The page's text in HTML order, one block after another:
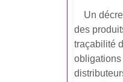
Un
des
traçabilité
obligations